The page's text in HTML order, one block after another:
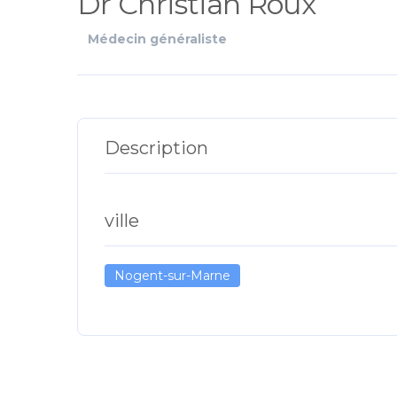
Médecin généraliste
Description
ville
Nogent-sur-Marne